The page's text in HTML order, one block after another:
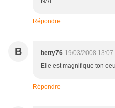
Répondre
B betty76 19/03/2008 13:07
Elle est magnifique ton
Répondre